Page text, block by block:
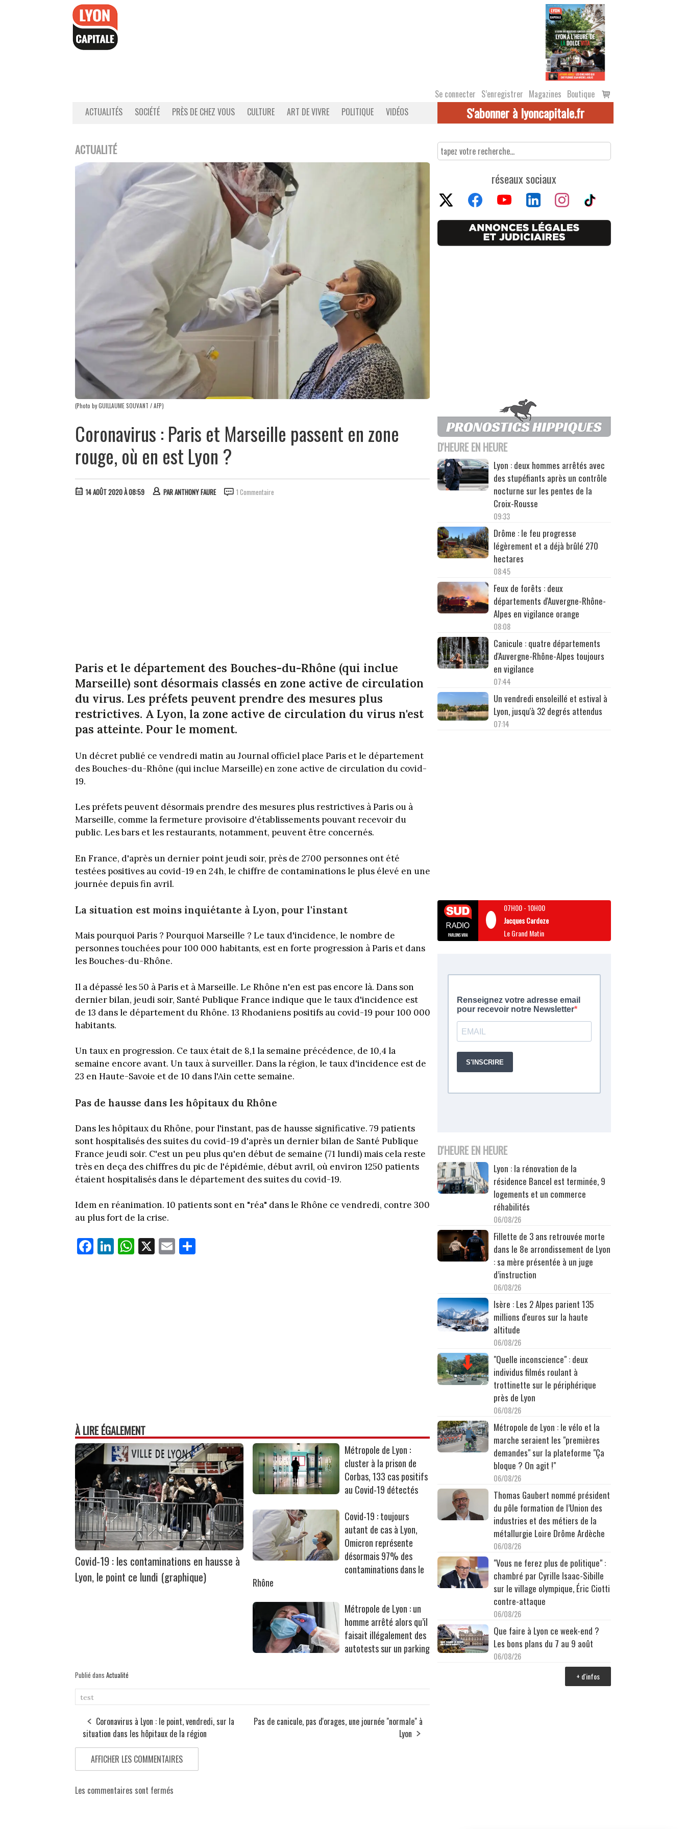
Se connecter S’enregistrer Magazines Boutique
Voir
le
ACTUALITÉS SOCIÉTÉ PRÈS DE CHEZ VOUS CULTURE ART DE VIVRE POLITIQUE VIDÉOS S'abonner à lyoncapitale.fr
ACTUALITÉ
(Photo by GUILLAUME SOUVANT / AFP)
Coronavirus : Paris et Marseille passent en zone
rouge, où en est Lyon ?
14 AOÛT 2020 À 08:59 PARANTHONY FAURE 1 Commentaire
Paris et le département des Bouches-du-Rhône (qui inclue
Marseille) sont désormais classés en zone active de circulation
du virus. Les préfets peuvent prendre des mesures plus
restrictives. A Lyon, la zone active de circulation du virus n'est
pas atteinte. Pour le moment.
Un décret publié ce vendredi matin au Journal officiel place Paris et le département
des Bouches-du-Rhône (qui inclue Marseille) en zone active de circulation du covid-
19.
Les préfets peuvent désormais prendre des mesures plus restrictives à Paris ou à
Marseille, comme la fermeture provisoire d'établissements pouvant recevoir du
public. Les bars et les restaurants, notamment, peuvent être concernés.
En France, d'après un dernier point jeudi soir, près de 2700 personnes ont été
testées positives au covid-19 en 24h, le chiffre de contaminations le plus élevé en une
journée depuis fin avril.
La situation est moins inquiétante à Lyon, pour l'instant
Mais pourquoi Paris ? Pourquoi Marseille ? Le taux d'incidence, le nombre de
personnes touchées pour 100 000 habitants, est en forte progression à Paris et dans
les Bouches-du-Rhône.
Il a dépassé les 50 à Paris et à Marseille. Le Rhône n'en est pas encore là. Dans son
dernier bilan, jeudi soir, Santé Publique France indique que le taux d'incidence est
de 13 dans le département du Rhône. 13 Rhodaniens positifs au covid-19 pour 100 000
habitants.
Un taux en progression. Ce taux était de 8,1 la semaine précédence, de 10,4 la
semaine encore avant. Un taux à surveiller. Dans la région, le taux d'incidence est de
23 en Haute-Savoie et de 10 dans l'Ain cette semaine.
Pas de hausse dans les hôpitaux du Rhône
Dans les hôpitaux du Rhône, pour l'instant, pas de hausse significative. 79 patients
sont hospitalisés des suites du covid-19 d'après un dernier bilan de Santé Publique
France jeudi soir. C'est un peu plus qu'en début de semaine (71 lundi) mais cela reste
très en deça des chiffres du pic de l'épidémie, début avril, où environ 1250 patients
étaient hospitalisés dans le département des suites du covid-19.
Idem en réanimation. 10 patients sont en "réa" dans le Rhône ce vendredi, contre 300
au plus fort de la crise.
Fa
ce
Li
nk
W
ha
X E
m
À LIRE ÉGALEMENT
Covid-19 : les contaminations en hausse à
Lyon, le point ce lundi (graphique)
Métropole de Lyon :
cluster à la prison de
Corbas, 133 cas positifs
au Covid-19 détectés
Covid-19 : toujours
autant de cas à Lyon,
Omicron représente
désormais 97% des
contaminations dans le
Rhône
Métropole de Lyon : un
homme arrêté alors qu’il
faisait illégalement des
autotests sur un parking
Publié dans Actualité
test
Coronavirus à Lyon : le point, vendredi, sur la
situation dans les hôpitaux de la région
Pas de canicule, pas d'orages, une journée "normale" à
Lyon
AFFICHER LES COMMENTAIRES
Les commentaires sont fermés
réseaux sociaux
D'HEURE EN HEURE
Lyon : deux hommes arrêtés avec
des stupéfiants après un contrôle
nocturne sur les pentes de la
Croix-Rousse
09:33
Drôme : le feu progresse
légèrement et a déjà brûlé 270
hectares
08:45
Feux de forêts : deux
départements d'Auvergne-Rhône-
Alpes en vigilance orange
08:08
Canicule : quatre départements
d'Auvergne-Rhône-Alpes toujours
en vigilance
07:44
Un vendredi ensoleillé et estival à
Lyon, jusqu'à 32 degrés attendus
07:14
07H00-10H00
Jacques Cardoze
Le Grand Matin
D'HEURE EN HEURE
Lyon : la rénovation de la
résidence Bancel est terminée, 9
logements et un commerce
réhabilités
06/08/26
Fillette de 3 ans retrouvée morte
dans le 8e arrondissement de Lyon
: sa mère présentée à un juge
d’instruction
06/08/26
Isère : Les 2 Alpes parient 135
millions d'euros sur la haute
altitude
06/08/26
"Quelle inconscience" : deux
individus filmés roulant à
trottinette sur le périphérique
près de Lyon
06/08/26
Métropole de Lyon : le vélo et la
marche seraient les "premières
demandes" sur la plateforme "Ça
bloque ? On agit !"
06/08/26
Thomas Gaubert nommé président
du pôle formation de l’Union des
industries et des métiers de la
métallurgie Loire Drôme Ardèche
06/08/26
"Vous ne ferez plus de politique" :
chambré par Cyrille Isaac-Sibille
sur le village olympique, Éric Ciotti
contre-attaque
06/08/26
Que faire à Lyon ce week-end ?
Les bons plans du 7 au 9 août
06/08/26
+ d'infos